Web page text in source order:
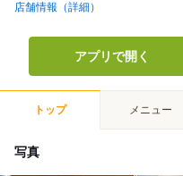
店舗情報（詳細）
アプリで開く
トップ メニュー
写真